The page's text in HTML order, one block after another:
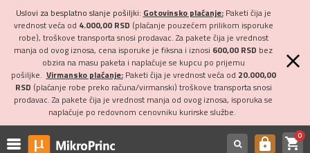
Uslovi za besplatno slanje pošiljki: Gotovinsko plaćanje:Paketi čija je
vrednost veća od 4.000,00 RSD (plaćanje pouzećem prilikom isporuke
robe), troškove transporta snosi prodavac. Za pakete čija je vrednost
manja od ovog iznosa, cena isporuke je fiksna i iznosi 600,00 RSD bez
obzira na masu paketa i naplaćuje se kupcu po prijemu
pošiljke. Virmansko plaćanje:Paketi čija je vrednost veća od 20.000,00
RSD (plaćanje robe preko računa/virmanski) troškove transporta snosi
prodavac. Za pakete čija je vrednost manja od ovog iznosa, isporuka se
naplaćuje po redovnom cenovniku kurirske službe.
https shopping_cart0